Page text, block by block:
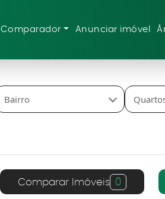
Comparador Anunciar imóvel
Bairro
Comparar Imóveis 0